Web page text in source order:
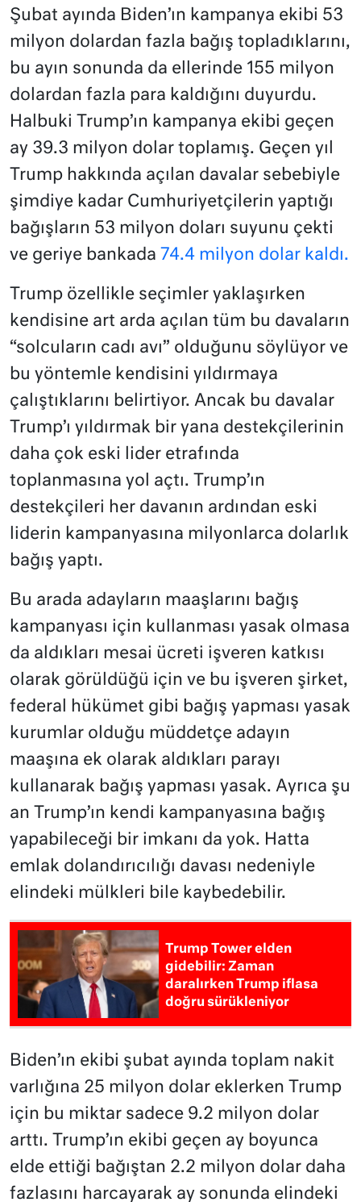
Şubat ayında Biden’ın kampanya ekibi 53
milyon dolardan fazla bağış topladıklarını,
bu ayın sonunda da ellerinde 155 milyon
dolardan fazla para kaldığını duyurdu.
Halbuki Trump’ın kampanya ekibi geçen
ay 39.3 milyon dolar toplamış. Geçen yıl
Trump hakkında açılan davalar sebebiyle
şimdiye kadar Cumhuriyetçilerin yaptığı
bağışların 53 milyon doları suyunu çekti
ve geriye bankada 74.4 milyon dolar kaldı.
Trump özellikle seçimler yaklaşırken
kendisine art arda açılan tüm bu davaların
“solcuların cadı avı” olduğunu söylüyor ve
bu yöntemle kendisini yıldırmaya
çalıştıklarını belirtiyor. Ancak bu davalar
Trump’ı yıldırmak bir yana destekçilerinin
daha çok eski lider etrafında
toplanmasına yol açtı. Trump’ın
destekçileri her davanın ardından eski
liderin kampanyasına milyonlarca dolarlık
bağış yaptı.
Bu arada adayların maaşlarını bağış
kampanyası için kullanması yasak olmasa
da aldıkları mesai ücreti işveren katkısı
olarak görüldüğü için ve bu işveren şirket,
federal hükümet gibi bağış yapması yasak
kurumlar olduğu müddetçe adayın
maaşına ek olarak aldıkları parayı
kullanarak bağış yapması yasak. Ayrıca şu
an Trump’ın kendi kampanyasına bağış
yapabileceği bir imkanı da yok. Hatta
emlak dolandırıcılığı davası nedeniyle
elindeki mülkleri bile kaybedebilir.
Trump Tower elden
gidebilir: Zaman
daralırken Trump iflasa
doğru sürükleniyor
Biden’ın ekibi şubat ayında toplam nakit
varlığına 25 milyon dolar eklerken Trump
için bu miktar sadece 9.2 milyon dolar
arttı. Trump’ın ekibi geçen ay boyunca
elde ettiği bağıştan 2.2 milyon dolar daha
fazlasını harcayarak ay sonunda elindeki